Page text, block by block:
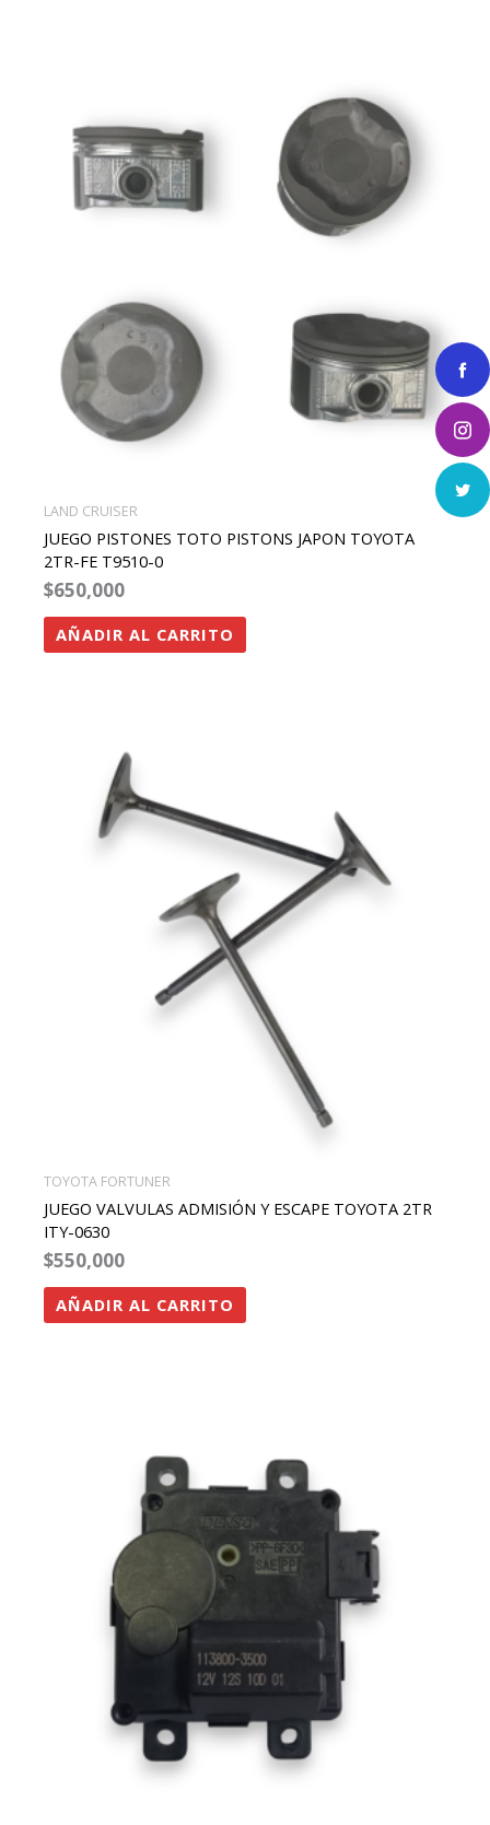
LAND CRUISER
JUEGO PISTONES TOTO PISTONS JAPON TOYOTA
2TR-FE T9510-0
$650,000
AÑADIR AL CARRITO
TOYOTA FORTUNER
JUEGO VALVULAS ADMISIÓN Y ESCAPE TOYOTA 2TR
ITY-0630
$550,000
AÑADIR AL CARRITO